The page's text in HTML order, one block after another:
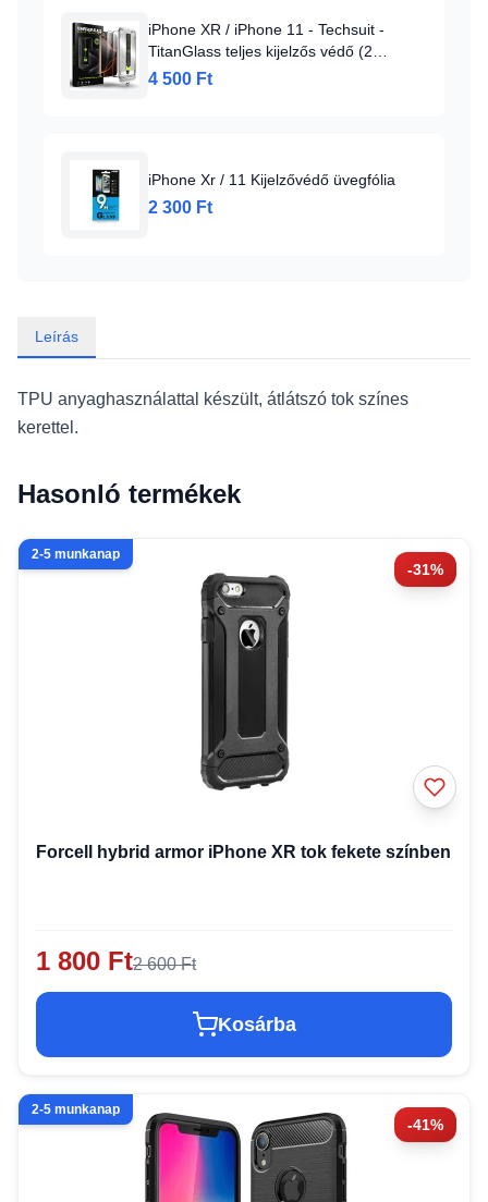
iPhone XR / iPhone 11 - Techsuit -
TitanGlass teljes kijelzős védő (2
darabos) - Fekete. üvegfólia
4 500 Ft
iPhone Xr / 11 Kijelzővédő üvegfólia
2 300 Ft
Leírás
TPU anyaghasználattal készült, átlátszó tok színes
kerettel.
Hasonló termékek
-31%
2-5 munkanap
Forcell hybrid armor iPhone XR tok fekete színben
1 800 Ft2 600 Ft
Kosárba
-41%
2-5 munkanap